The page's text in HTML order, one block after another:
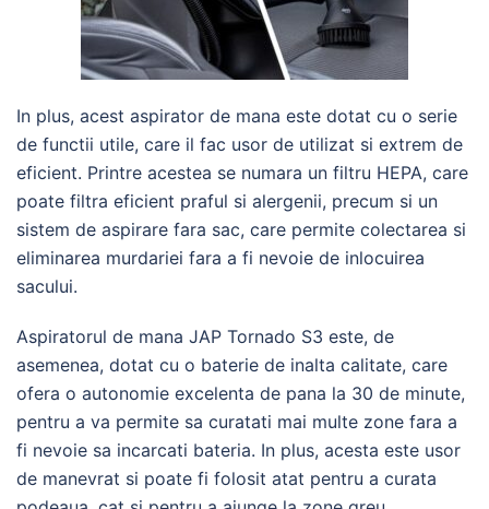
In plus, acest aspirator de mana este dotat cu o serie
de functii utile, care il fac usor de utilizat si extrem de
eficient. Printre acestea se numara un filtru HEPA, care
poate filtra eficient praful si alergenii, precum si un
sistem de aspirare fara sac, care permite colectarea si
eliminarea murdariei fara a fi nevoie de inlocuirea
sacului.
Aspiratorul de mana JAP Tornado S3 este, de
asemenea, dotat cu o baterie de inalta calitate, care
ofera o autonomie excelenta de pana la 30 de minute,
pentru a va permite sa curatati mai multe zone fara a
fi nevoie sa incarcati bateria. In plus, acesta este usor
de manevrat si poate fi folosit atat pentru a curata